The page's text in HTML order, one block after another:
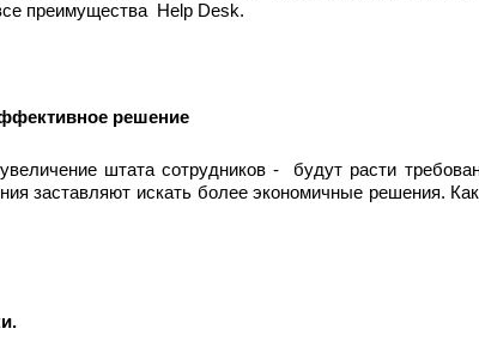
преимущества Help Desk.
решение
штата сотрудников - будут расти
заставляют искать более экономичные решения.